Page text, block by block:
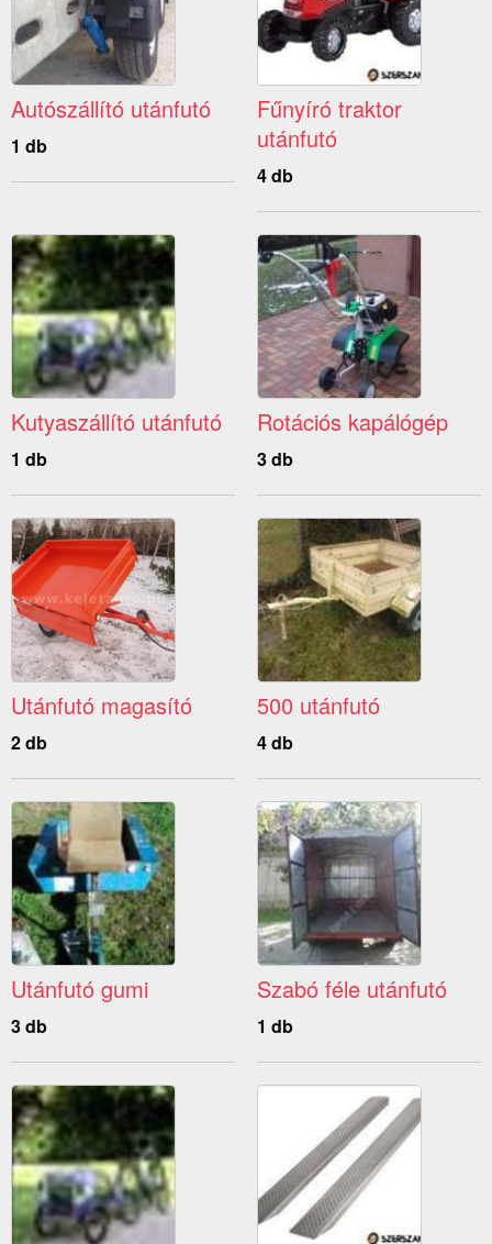
Autószállító utánfutó
1 db
Fűnyíró traktor
utánfutó
4 db
Kutyaszállító utánfutó
1 db
Rotációs kapálógép
3 db
Utánfutó magasító
2 db
500 utánfutó
4 db
Utánfutó gumi
3 db
Szabó féle utánfutó
1 db